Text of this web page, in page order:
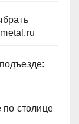
по столице